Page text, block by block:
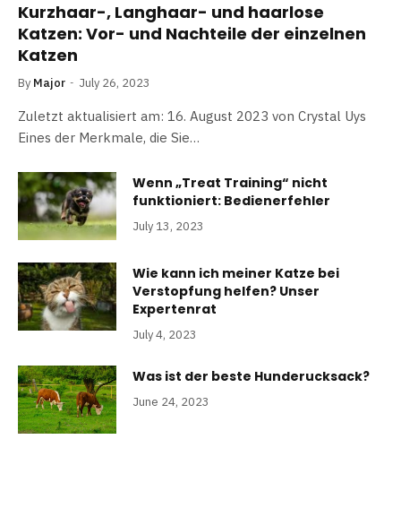
Kurzhaar-, Langhaar- und haarlose
Katzen: Vor- und Nachteile der einzelnen
Katzen
By Major July 26, 2023
Zuletzt aktualisiert am: 16. August 2023 von Crystal Uys
Eines der Merkmale, die Sie…
Wenn „Treat Training“ nicht
funktioniert: Bedienerfehler
July 13, 2023
Wie kann ich meiner Katze bei
Verstopfung helfen? Unser
Expertenrat
July 4, 2023
Was ist der beste Hunderucksack?
June 24, 2023